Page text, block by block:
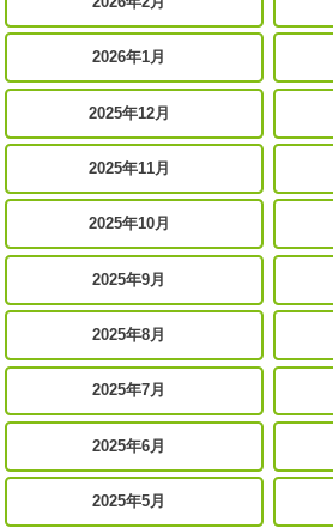
2026年1月
2025年12月
2025年11月
2025年10月
2025年9月
2025年8月
2025年7月
2025年6月
2025年5月